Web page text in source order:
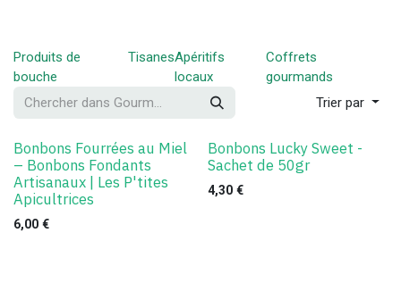
Produits de
bouche
TisanesApéritifs
locaux
Coffrets
gourmands
Trier par
Bonbons Fourrées au Miel
– Bonbons Fondants
Artisanaux | Les P'tites
Apicultrices
6,00 €
Bonbons Lucky Sweet -
Sachet de 50gr
4,30€